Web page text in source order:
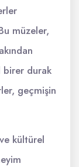
müzeler,
birer durak
geçmişin
kültürel